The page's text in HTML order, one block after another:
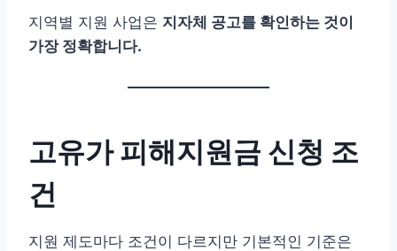
지역별 지원 사업은 지자체 공고를 확인하는 것이
가장 정확합니다.
고유가 피해지원금 신청 조
건
지원 제도마다 조건이 다르지만 기본적인 기준은